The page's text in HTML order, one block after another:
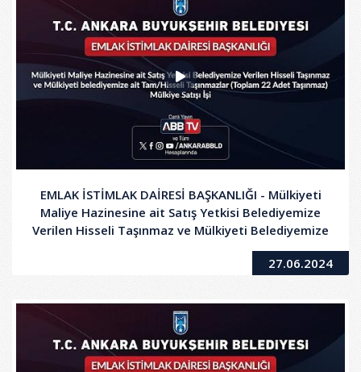
EMLAK İSTİMLAK DAİRESİ BAŞKANLIĞI - Mülkiyeti
Maliye Hazinesine ait Satış Yetkisi Belediyemize
Verilen Hisseli Taşınmaz ve Mülkiyeti Belediyemize
ait Tam/Hisseli Taşınmazlar(Toplam 22 Adet
27.06.2024